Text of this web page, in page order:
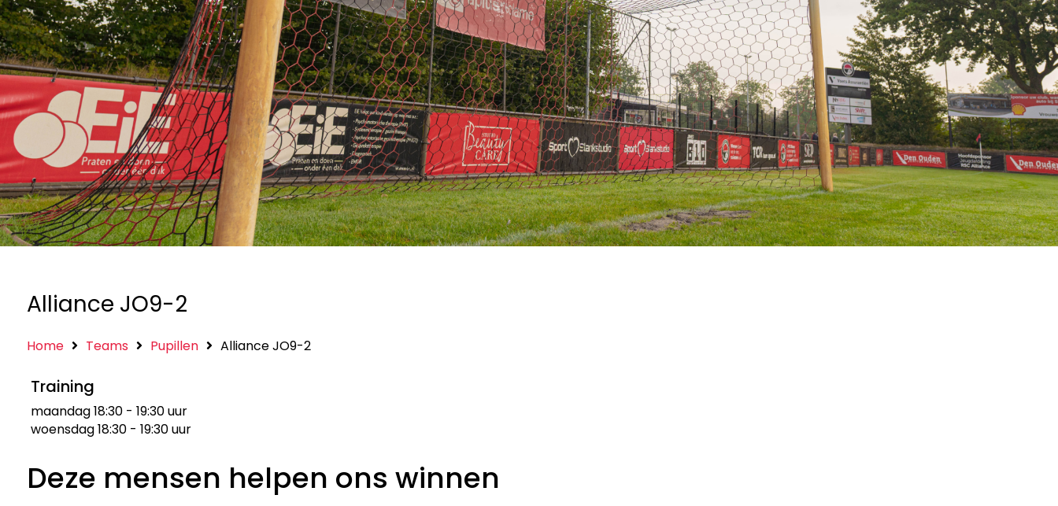
Alliance JO9-2
Home Teams Pupillen Alliance JO9-2
Training
maandag 18:30 - 19:30 uur
woensdag 18:30 - 19:30 uur
Deze mensen helpen ons winnen